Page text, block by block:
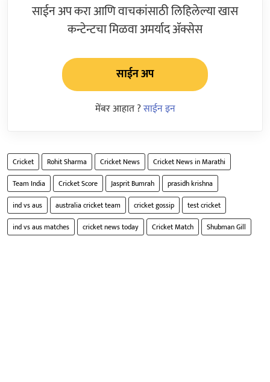
साईन अप करा आणि वाचकांसाठी लिहिलेल्या खास
कन्टेन्टचा मिळवा अमर्याद ॲक्सेस
साईन अप
मेंबर आहात ?साईन इन
Cricket Rohit Sharma Cricket News
Cricket News in Marathi
Team India
Cricket Score Jasprit Bumrah
prasidh krishna
ind vs aus
australia cricket team cricket gossip
test cricket
ind vs aus matches
cricket news today Cricket Match Shubman Gill